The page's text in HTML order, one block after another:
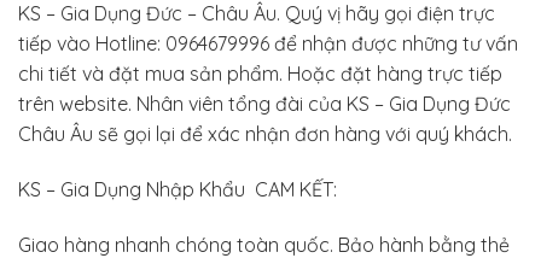
KS – Gia Dụng Đức – Châu Âu. Quý vị hãy gọi điện trực
tiếp vào Hotline: 0964679996 để nhận được những tư vấn
chi tiết và đặt mua sản phẩm. Hoặc đặt hàng trực tiếp
trên website. Nhân viên tổng đài của KS – Gia Dụng Đức
Châu Âu sẽ gọi lại để xác nhận đơn hàng với quý khách.
KS – Gia Dụng Nhập Khẩu CAM KẾT:
Giao hàng nhanh chóng toàn quốc. Bảo hành bằng thẻ